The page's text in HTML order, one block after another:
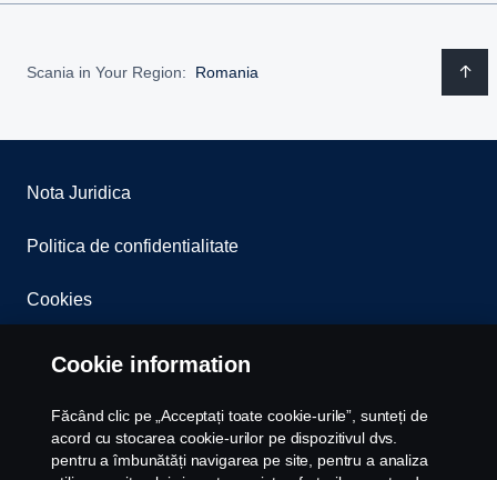
Scania in Your Region: Romania
Nota Juridica
Politica de confidentialitate
Cookies
Whistleblowing
Contact
Newsletter
Cookie information
Făcând clic pe „Acceptați toate cookie-urile”, sunteți de
acord cu stocarea cookie-urilor pe dispozitivul dvs.
pentru a îmbunătăți navigarea pe site, pentru a analiza